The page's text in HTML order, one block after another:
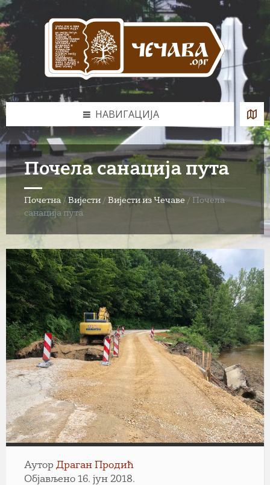
Skip
to
content
Skip
to
left
sidebar
Skip
to
footer
НАВИГАЦИЈА
Почела санација пута
Почетна /Вијести / Вијести из Чечаве / Почела
санација пута
Аутор Драган Продић
Објављено 16. јун 2018.